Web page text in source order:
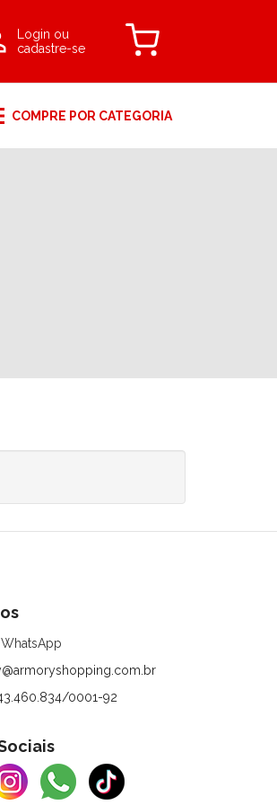
Login ou
cadastre-se
COMPRE POR CATEGORIA
0001-92